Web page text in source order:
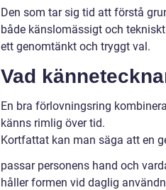
Den som tar sig tid att förstå
både känslomässigt och
ett genomtänkt och tryggt val.
Vad
En bra förlovningsring
känns rimlig över tid.
Kortfattat kan man säga att en
passar personens hand och
håller formen vid daglig